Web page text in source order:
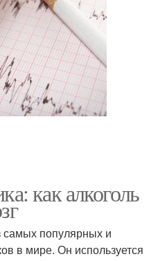
как алкоголь
самых популярных и
в мире. Он используется